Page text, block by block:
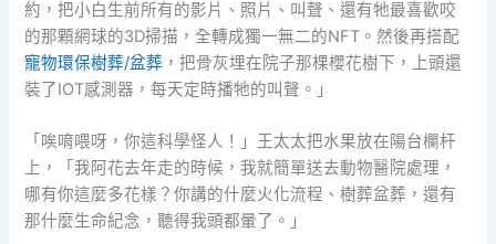
約，把小白生前所有的影片、照片、叫聲、還有牠最喜歡咬
的那顆網球的3D掃描，全轉成獨一無二的NFT。然後再搭配
寵物環保樹葬/盆葬 ，把骨灰埋在院子那棵櫻花樹下，上頭還
裝了IOT感測器，每天定時播牠的叫聲。」
「唉唷喂呀，你這科學怪人！」王太太把水果放在陽台欄杆
上，「我阿花去年走的時候，我就簡單送去動物醫院處理，
哪有你這麼多花樣？你講的什麼火化流程、樹葬盆葬，還有
那什麼生命紀念，聽得我頭都暈了。」